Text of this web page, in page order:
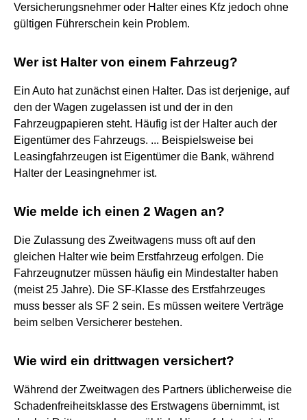
Versicherungsnehmer oder Halter eines Kfz jedoch ohne
gültigen Führerschein kein Problem.
Wer ist Halter von einem Fahrzeug?
Ein Auto hat zunächst einen Halter. Das ist derjenige, auf
den der Wagen zugelassen ist und der in den
Fahrzeugpapieren steht. Häufig ist der Halter auch der
Eigentümer des Fahrzeugs. ... Beispielsweise bei
Leasingfahrzeugen ist Eigentümer die Bank, während
Halter der Leasingnehmer ist.
Wie melde ich einen 2 Wagen an?
Die Zulassung des Zweitwagens muss oft auf den
gleichen Halter wie beim Erstfahrzeug erfolgen. Die
Fahrzeugnutzer müssen häufig ein Mindestalter haben
(meist 25 Jahre). Die SF-Klasse des Erstfahrzeuges
muss besser als SF 2 sein. Es müssen weitere Verträge
beim selben Versicherer bestehen.
Wie wird ein drittwagen versichert?
Während der Zweitwagen des Partners üblicherweise die
Schadenfreiheitsklasse des Erstwagens übernimmt, ist